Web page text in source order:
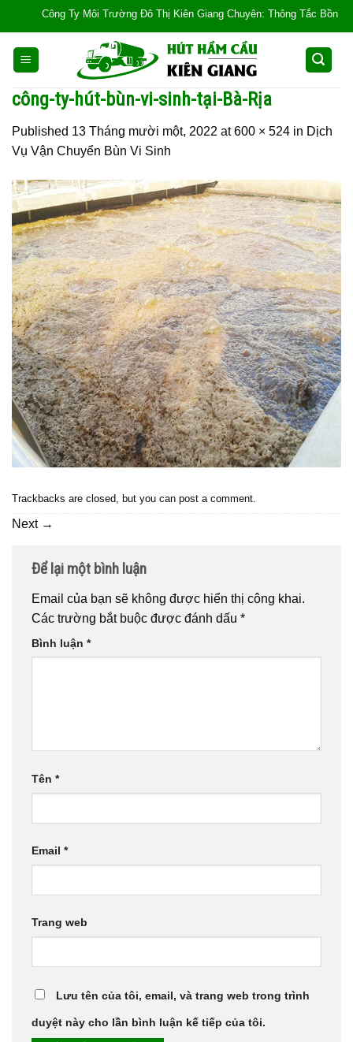
content
Công Ty Môi Trường Đô Thị Kiên Giang Chuyên: Thông Tắc Bồn
công-ty-hút-bùn-vi-sinh-tại-Bà-Rịa
Published 13 Tháng mười một, 2022 at600 × 524 in Dịch
Vụ Vận Chuyển Bùn Vi Sinh
Trackbacks are closed, but you can post a comment.
Next →
Để lại một bình luận
Email của bạn sẽ không được hiển thị công khai.
Các trường bắt buộc được đánh dấu *
Bình luận *
Tên *
Email *
Trang web
Lưu tên của tôi, email, và trang web trong trình
duyệt này cho lần bình luận kế tiếp của tôi.